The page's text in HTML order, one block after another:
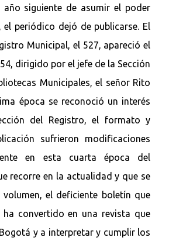
año siguiente de asumir el poder
el periódico dejó de publicarse. El
Municipal, el 527, apareció el
dirigido por el jefe de la Sección
Municipales, el señor Rito
época se reconoció un interés
del Registro, el formato y
sufrieron modificaciones
en esta cuarta época del
recorre en la actualidad y que se
el deficiente boletín que
ha convertido en una revista que
y a interpretar y cumplir los